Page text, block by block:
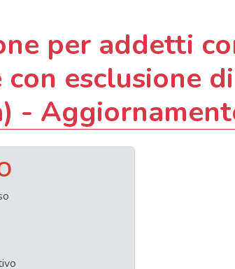
per addetti
con esclusione
-